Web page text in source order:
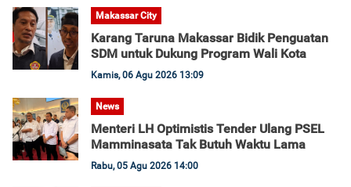
Makassar City
Karang Taruna Makassar Bidik Penguatan
SDM untuk Dukung Program Wali Kota
Kamis, 06 Agu 2026 13:09
News
Menteri LH Optimistis Tender Ulang PSEL
Mamminasata Tak Butuh Waktu Lama
Rabu, 05 Agu 2026 14:00